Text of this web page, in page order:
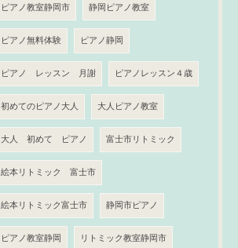
ピアノ教室静岡市 静岡ピアノ教室
ピアノ無料体験 ピアノ静岡
ピアノ レッスン 月謝 ピアノレッスン４歳
初めてのピアノ大人 大人ピアノ教室
大人 初めて ピアノ 富士市リトミック
絵本リトミック 富士市
絵本リトミック富士市 静岡市ピアノ
ピアノ教室静岡 リトミック教室静岡市